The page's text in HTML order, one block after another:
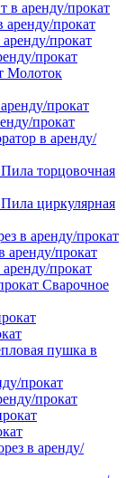
прокат
прокат
Молоток
прокат
в аренду/
Пила торцовочная
Пила циркулярная
в аренду/прокат
аренду/прокат
прокат
Сварочное
пушка в
прокат
прокат
в аренду/